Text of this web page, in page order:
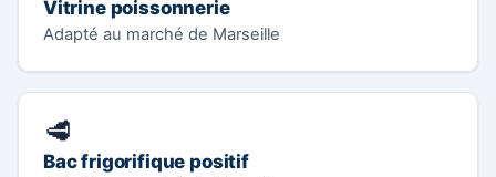
Vitrine poissonnerie
Adapté au marché de Marseille
🥩
Bac frigorifique positif